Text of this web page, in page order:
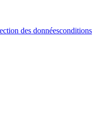
des donnéesconditions